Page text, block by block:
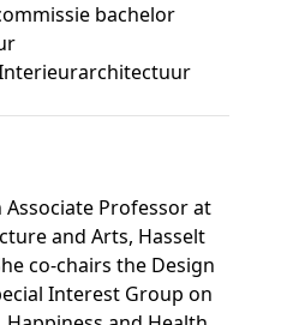
bachelor
Associate Professor at
and Arts, Hasselt
co-chairs the Design
Interest Group on